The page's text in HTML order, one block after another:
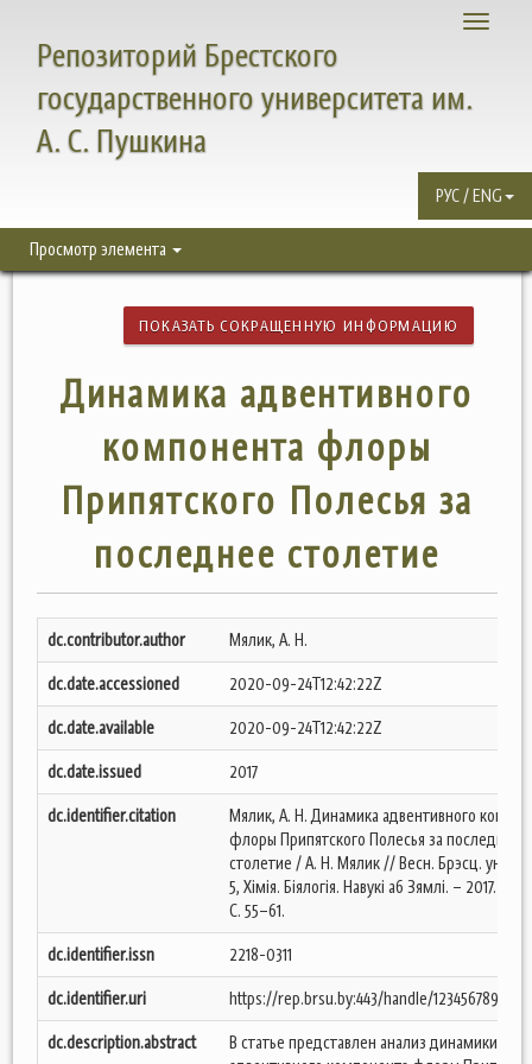
Toggle
Репозиторий Брестского
государственного университета им.
А. С. Пушкина
РУС / ENG
Просмотр элемента
ПОКАЗАТЬ СОКРАЩЕННУЮ ИНФОРМАЦИЮ
Динамика адвентивного
компонента флоры
Припятского Полесья за
последнее столетие
dc.contributor.author
Мялик, А. Н.
dc.date.accessioned
2020-09-24T12:42:22Z
dc.date.available
2020-09-24T12:42:22Z
dc.date.issued
2017
dc.identifier.citation
Мялик, А. Н. Динамика адвентивного
флоры Припятского Полесья за последнее
столетие / А. Н. Мялик // Весн. Брэсц. ун-та.
5, Хімія. Біялогія. Навукі аб Зямлі. – 2017. – №
С. 55–61.
dc.identifier.issn
2218-0311
dc.identifier.uri
https://rep.brsu.by:443/handle/123456789/1344
dc.description.abstract
В статье представлен анализ динамики